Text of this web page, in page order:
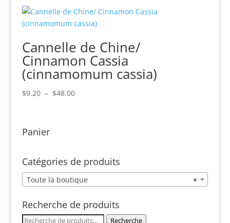
$28.00
à
Cannelle de Chine/
Cinnamon Cassia
(cinnamomum cassia)
$9.20 – $48.00Plage
Panier
Catégories de produits
×
Toute la boutique
Recherche de produits
Recherche Recherche